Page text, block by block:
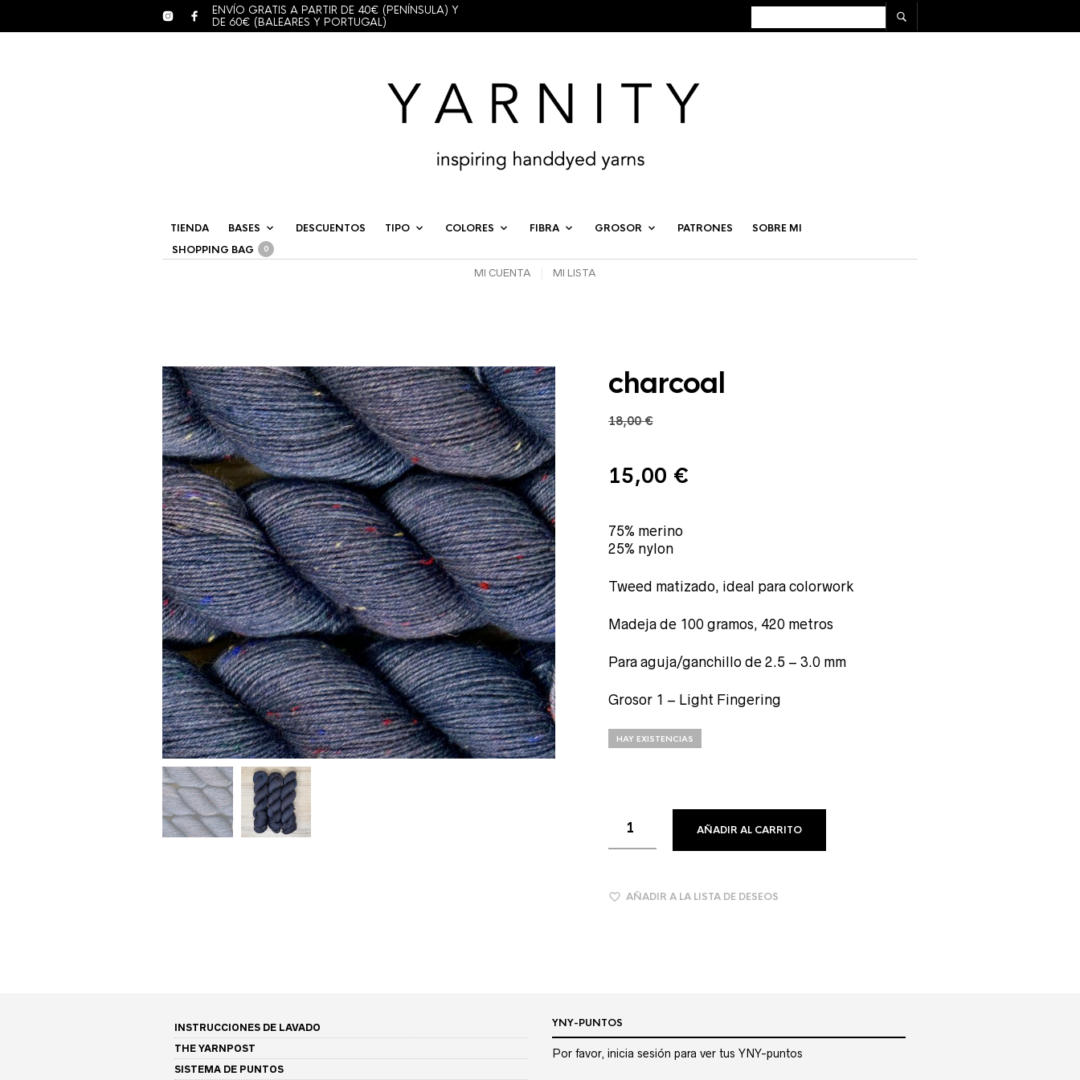
ENVÍO GRATIS A PARTIR DE 40€ (PENÍNSULA) Y
DE 60€ (BALEARES Y PORTUGAL)
TIENDA BASES DESCUENTOS TIPO COLORES FIBRA GROSOR PATRONES
SOBRE MI
SHOPPING BAG
0
MI CUENTA MI LISTA
charcoal
18,00€
El
precio
original
era:
15,00 €
actual
es:
75% merino
25% nylon
Tweed matizado, ideal para colorwork
Madeja de 100 gramos, 420 metros
Para aguja/ganchillo de 2.5 – 3.0 mm
Grosor 1 – Light Fingering
HAY EXISTENCIAS
AÑADIR AL CARRITO
AÑADIR A LA LISTA DE DESEOS
INSTRUCCIONES DE LAVADO
THE YARNPOST
SISTEMA DE PUNTOS
YNY-PUNTOS
Por favor, inicia sesión para ver tus YNY-puntos